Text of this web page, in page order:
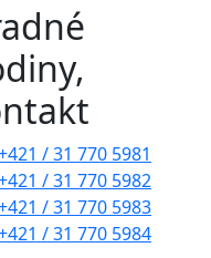
/ 31 770 5981
/ 31 770 5982
/ 31 770 5983
/ 31 770 5984